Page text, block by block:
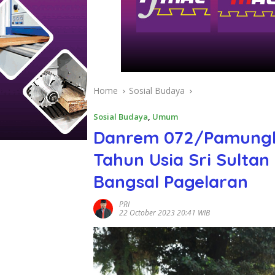
Home Sosial Budaya
Sosial Budaya, Umum
Danrem 072/
Tahun Usia Sri
Bangsal Pagelaran
PRI
22 October 2023 20:41 WIB